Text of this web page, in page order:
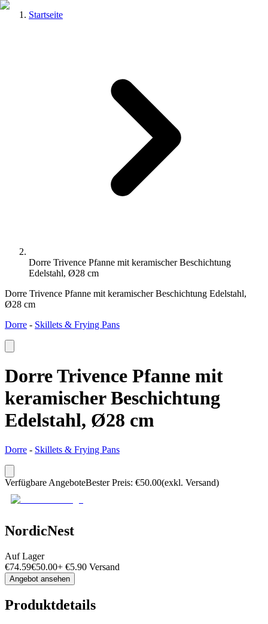
Startseite
Dorre Trivence Pfanne mit keramischer Beschichtung
Edelstahl, Ø28 cm
Dorre Trivence Pfanne mit keramischer Beschichtung Edelstahl,
Ø28 cm
Dorre - Skillets & Frying Pans
Dorre Trivence Pfanne mit
keramischer Beschichtung
Edelstahl, Ø28 cm
Dorre - Skillets & Frying Pans
Verfügbare AngeboteBester Preis: €50.00(exkl. Versand)
NordicNest
Auf Lager
€74.59€50.00+ €5.90 Versand
Angebot ansehen
Produktdetails